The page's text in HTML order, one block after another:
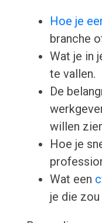
Hoe je
branche
Wat je in
te vallen.
De
willen
Hoe je
Wat een
je die